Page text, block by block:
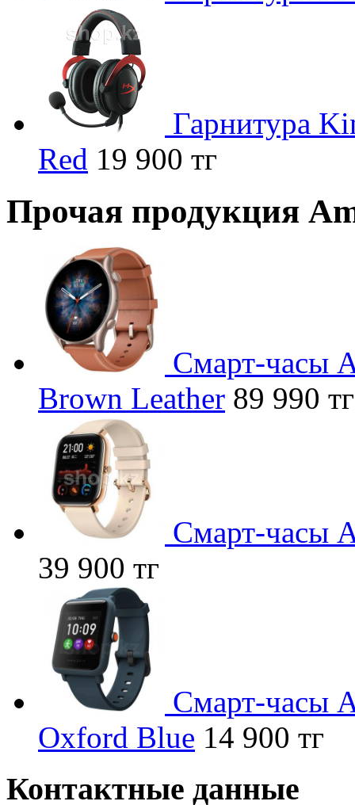
Гарнитура
Red 19 900 тг
Прочая продукция
Смарт-часы
Brown Leather 89 990 тг
Смарт-часы
39 900 тг
Смарт-часы
Oxford Blue 14 900 тг
Контактные данные